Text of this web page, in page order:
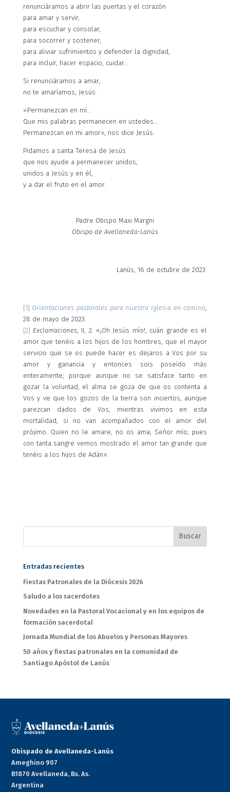
renunciáramos a abrir las puertas y el corazón
para amar y servir,
para escuchar y consolar,
para socorrer y sostener,
para aliviar sufrimientos y defender la dignidad,
para incluir, hacer espacio, cuidar…
Si renunciáramos a amar,
no te amaríamos, Jesús.
«Permanezcan en mí…
Que mis palabras permanecen en ustedes…
Permanezcan en mi amor», nos dice Jesús.
Pidamos a santa Teresa de Jesús
que nos ayude a permanecer unidos,
unidos a Jesús y en él,
y a dar el fruto en el amor.
Padre Obispo Maxi Margni
Obispo de Avellaneda-Lanús
Lanús, 16 de octubre de 2023
[1] Orientaciones pastorales para nuestra Iglesia en camino
28 de mayo de 2023.
[2] Exclamaciones , II, 2: «¡Oh Jesús mío!, cuán grande es el
amor que tenéis a los hijos de los hombres, que el mayor
servicio que se os puede hacer es dejaros a Vos por su
amor y ganancia y entonces sois poseído más
enteramente; porque aunque no se satisface tanto en
gozar la voluntad, el alma se goza de que os contenta a
Vos y ve que los gozos de la tierra son inciertos, aunque
parezcan dados de Vos, mientras vivimos en esta
mortalidad, si no van acompañados con el amor del
prójimo. Quien no le amare, no os ama, Señor mío; pues
con tanta sangre vemos mostrado el amor tan grande que
tenéis a los hijos de Adán».
Entradas recientes
Fiestas Patronales de la Diócesis 2026
Saludo a los sacerdotes
Novedades en la Pastoral Vocacional y en los equipos de
formación sacerdotal
Jornada Mundial de los Abuelos y Personas Mayores
50 años y fiestas patronales en la comunidad de
Santiago Apóstol de Lanús
Obispado de Avellaneda-Lanús
Ameghino 907
B1870 Avellaneda, Bs. As.
Argentina